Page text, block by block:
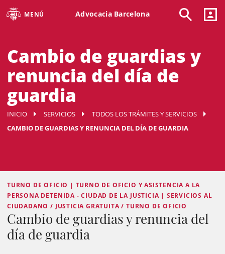
MENÚ Advocacia Barcelona
Cambio de guardias y
renuncia del día de
guardia
INICIO SERVICIOS
TODOS LOS TRÁMITES Y SERVICIOS
CAMBIO DE GUARDIAS Y RENUNCIA DEL DÍA DE GUARDIA
TURNO DE OFICIO | TURNO DE OFICIO Y ASISTENCIA A LA
PERSONA DETENIDA - CIUDAD DE LA JUSTICIA | SERVICIOS AL
CIUDADANO / JUSTICIA GRATUITA / TURNO DE OFICIO
Cambio de guardias y renuncia del
día de guardia